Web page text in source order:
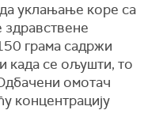
уклањање коре са
грама садржи
када се ољушти, то
омотач
концентрацију